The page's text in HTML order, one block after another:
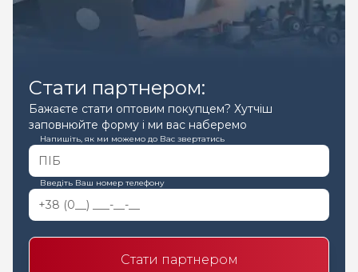
Стати партнером:
Бажаєте стати оптовим покупцем? Хутчіш
заповнюйте форму і ми вас наберемо
Напишіть, як ми можемо до Вас звертатись
Введіть Ваш номер телефону
Стати партнером